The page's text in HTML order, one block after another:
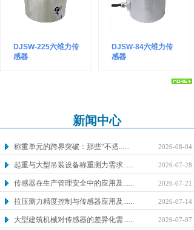
DJSW-225六维力传
感器
DJSW-84六维力传
感器
新闻中心
称重单元的跨界突破：那些“不搭...... 2026-08-04
起重与大型吊装设备称重测力需求...... 2026-07-28
传感器在生产管理安全中的应用及...... 2026-07-21
拉压测力精度控制与传感器应用及...... 2026-07-14
大型建筑机械对传感器的差异化需...... 2026-07-07